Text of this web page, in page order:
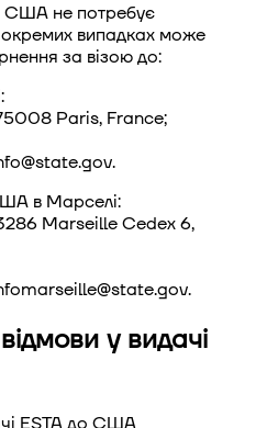
США не потребує
окремих випадках може
за візою до:
Paris, France;
.
в Марселі:
Marseille Cedex 6,
.
у видачі
ESTA до США